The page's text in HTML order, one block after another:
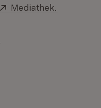
Extern:
Mediathek.